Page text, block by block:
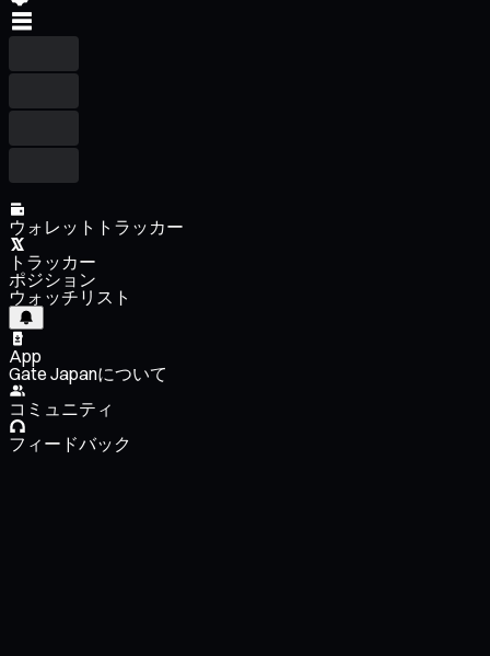
ウォレットトラッカー
トラッカー
ポジション
ウォッチリスト
App
Gate Japanについて
コミュニティ
フィードバック